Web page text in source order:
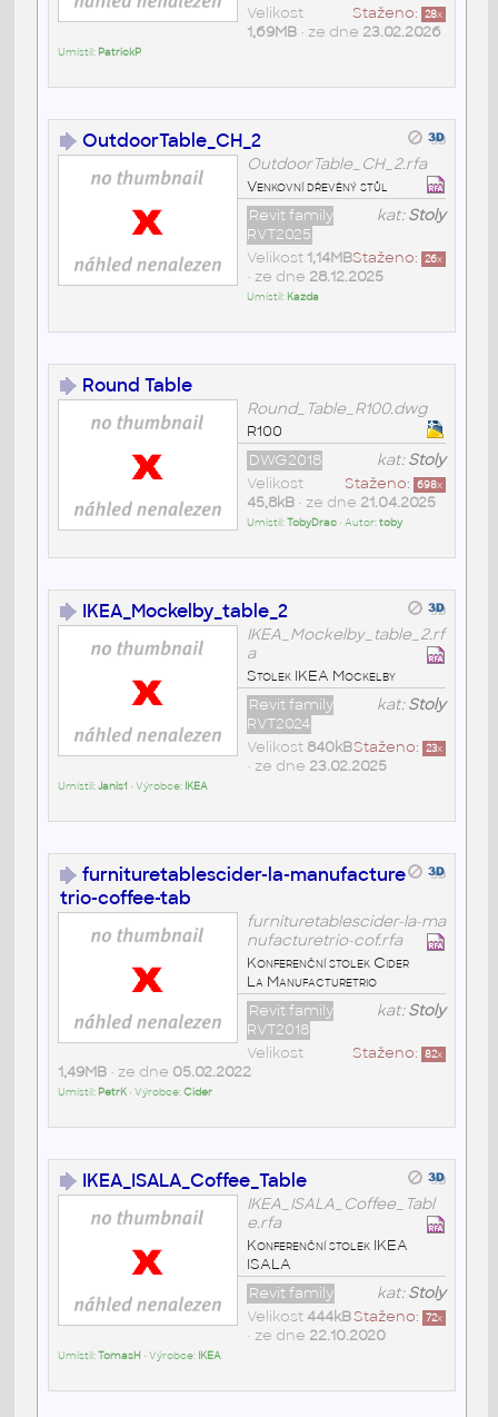
Staženo: 28x
Velikost
1,69MB• ze dne 23.02.2026
Umístil: PatrickP
OutdoorTable_CH_2
OutdoorTable_CH_2.rfa
Venkovní dřevěný stůl
kat:Stoly
Revit family
RVT2025
Staženo: 26x
Velikost 1,14MB
• ze dne 28.12.2025
Umístil: Kazda
Round Table
Round_Table_R100.dwg
R100
kat:Stoly
DWG2018
Staženo: 698x
Velikost
45,8kB• ze dne 21.04.2025
Umístil:TobyDrac• Autor:toby
IKEA_Mockelby_table_2
IKEA_Mockelby_table_2.rf
a
Stolek IKEA Mockelby
kat:Stoly
Revit family
RVT2024
Staženo: 23x
Velikost 840kB
• ze dne 23.02.2025
Umístil:Janis1 • Výrobce: IKEA
furnituretablescider-la-manufacture
trio-coffee-tab
furnituretablescider-la-ma
nufacturetrio-cof.rfa
Konferenční stolek Cider
La Manufacturetrio
kat:Stoly
Revit family
RVT2018
Staženo: 82x
Velikost
1,49MB• ze dne 05.02.2022
Umístil: PetrK• Výrobce:Cider
IKEA_ISALA_Coffee_Table
IKEA_ISALA_Coffee_Tabl
e.rfa
Konferenční stolek IKEA
ISALA
kat:Stoly
Revit family
Staženo: 72x
Velikost 444kB
• ze dne 22.10.2020
Umístil:TomasH • Výrobce: IKEA